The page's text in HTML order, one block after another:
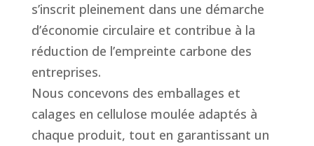
s’inscrit pleinement dans une démarche
d’économie circulaire et contribue à la
réduction de l’empreinte carbone des
entreprises.
Nous concevons des emballages et
calages en cellulose moulée adaptés à
chaque produit, tout en garantissant un